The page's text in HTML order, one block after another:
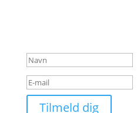
Tilmeld dig